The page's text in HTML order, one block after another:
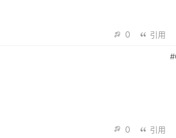
0 引用
0 引用